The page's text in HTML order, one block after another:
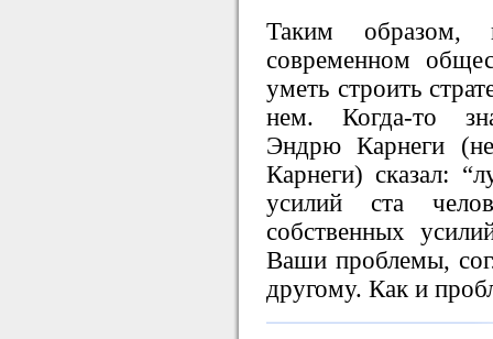
Таким образом,
современном
уметь строить
нем. Когда-то
Эндрю Карнеги
Карнеги) сказал:
усилий ста
собственных
Ваши проблемы,
другому. Как и